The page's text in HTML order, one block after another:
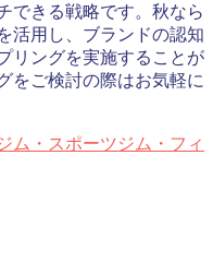
できる戦略です。秋なら
活用し、ブランドの認知
リングを実施することが
をご検討の際はお気軽に
ム・スポーツジム・フィ